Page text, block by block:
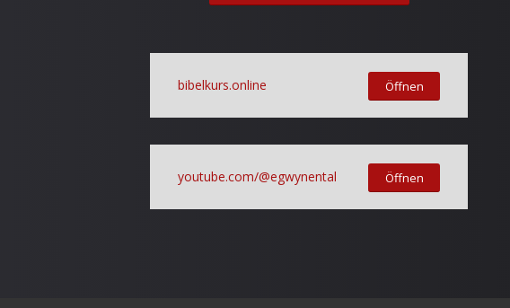
bibelkurs.online Öffnen
youtube.com/@egwynental Öffnen